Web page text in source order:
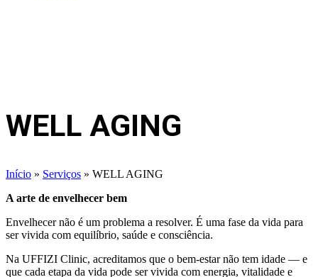
WELL AGING
Início » Serviços » WELL AGING
A arte de envelhecer bem
Envelhecer não é um problema a resolver. É uma fase da vida para
ser vivida com equilíbrio, saúde e consciência.
Na UFFIZI Clinic, acreditamos que o bem-estar não tem idade — e
que cada etapa da vida pode ser vivida com energia, vitalidade e